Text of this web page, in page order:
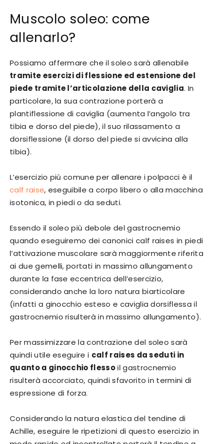
Muscolo soleo: come
allenarlo?
Possiamo affermare che il soleo sarà allenabile
tramite esercizi di flessione ed estensione del
piede tramite l’articolazione della caviglia. In
particolare, la sua contrazione porterà a
plantiflessione di caviglia (aumenta l’angolo tra
tibia e dorso del piede), il suo rilassamento a
dorsiflessione (il dorso del piede si avvicina alla
tibia).
L’esercizio più comune per allenare i polpacci è il
calf raise, eseguibile a corpo libero o alla macchina
isotonica, in piedi o da seduti.
Essendo il soleo più debole del gastrocnemio
quando eseguiremo dei canonici calf raises in piedi
l’attivazione muscolare sarà maggiormente riferita
ai due gemelli, portati in massimo allungamento
durante la fase eccentrica dell’esercizio,
considerando anche la loro natura biarticolare
(infatti a ginocchio esteso e caviglia dorsiflessa il
gastrocnemio risulterà in massimo allungamento).
Per massimizzare la contrazione del soleo sarà
quindi utile eseguire i calf raises da seduti in
quanto a ginocchio flessoil gastrocnemio
risulterà accorciato, quindi sfavorito in termini di
espressione di forza.
Considerando la natura elastica del tendine di
Achille, eseguire le ripetizioni di questo esercizio in